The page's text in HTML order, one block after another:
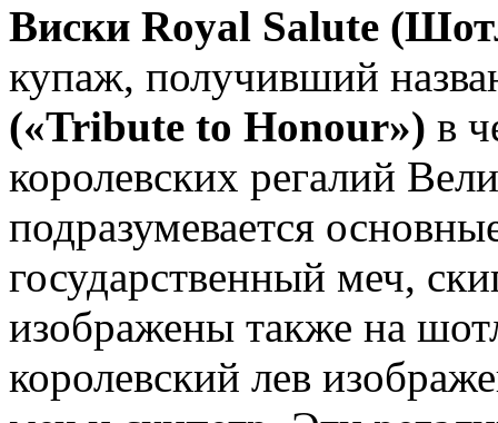
Виски Royal Salute
купаж, получивший
(«Tribute to Honour») в
королевских регалий
подразумевается
государственный меч,
изображены также на
королевский лев